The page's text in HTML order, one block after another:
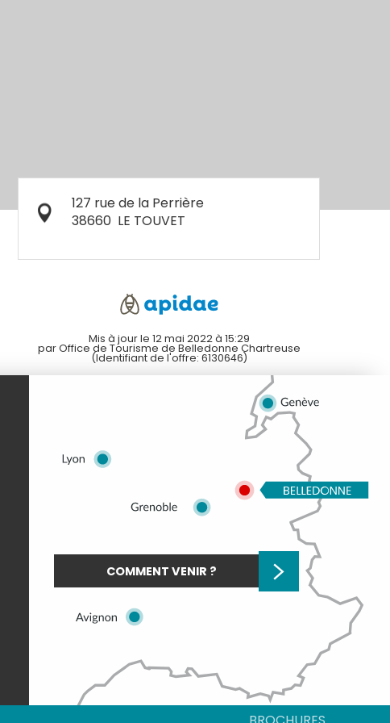
127 rue de la Perrière
38660 LE TOUVET
Mis à jour le 12 mai 2022 à 15:29
par Office de Tourisme de Belledonne Chartreuse
(Identifiant de l'offre: 6130646)
COMMENT VENIR ?